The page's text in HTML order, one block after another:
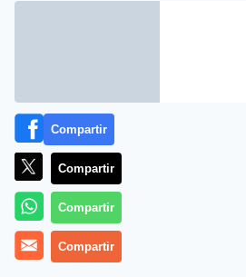
El deán de la Catedral de Santiago,
elogia la figura del Benedicto XVI,
Compartir
Compartir
Compartir
Compartir